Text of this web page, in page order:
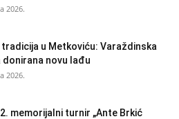
2026.
tradicija u Metkoviću: Varaždinska
donirana novu lađu
2026.
memorijalni turnir „Ante Brkić